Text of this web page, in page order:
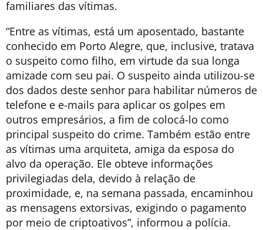
familiares das vítimas.
“Entre as vítimas, está um aposentado, bastante
conhecido em Porto Alegre, que, inclusive, tratava
o suspeito como filho, em virtude da sua longa
amizade com seu pai. O suspeito ainda utilizou-se
dos dados deste senhor para habilitar números de
telefone e e-mails para aplicar os golpes em
outros empresários, a fim de colocá-lo como
principal suspeito do crime. Também estão entre
as vítimas uma arquiteta, amiga da esposa do
alvo da operação. Ele obteve informações
privilegiadas dela, devido à relação de
proximidade, e, na semana passada, encaminhou
as mensagens extorsivas, exigindo o pagamento
por meio de criptoativos”, informou a polícia.